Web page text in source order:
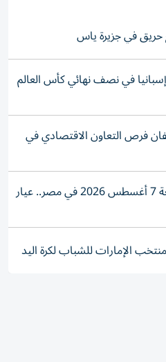
في جزيرة ياس
في نصف نهائي كأس العالم
فرص التعاون الاقتصادي في
أسعار الذهب اليوم الجمعة 7 أغسطس 2026 في مصر.. عيار
الإمارات للشباب لكرة اليد